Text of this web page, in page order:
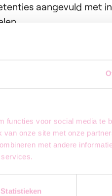
functies voor social media te
onze site met onze
met andere
Statistieken
aangevuld met
en een
in een
een gezond
met de nieuwste
jij